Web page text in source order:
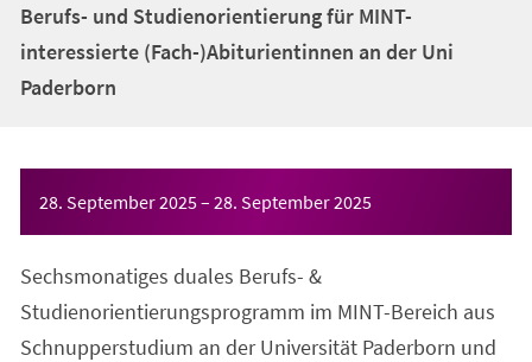
Berufs- und Studienorientierung für MINT-
interessierte (Fach-)Abiturientinnen an der Uni
Paderborn
28. September 2025– 28. September 2025
Sechsmonatiges duales Berufs- &
Studienorientierungsprogramm im MINT-Bereich aus
Schnupperstudium an der Universität Paderborn und